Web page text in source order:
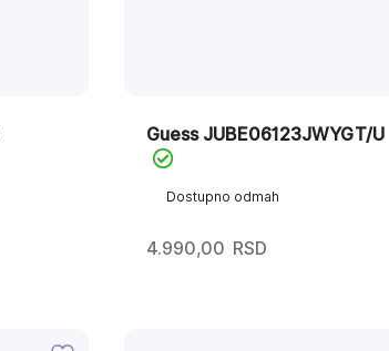
Dostupno odmah
Guess JUBE06123JWYGT/U
4.990,00 RSD